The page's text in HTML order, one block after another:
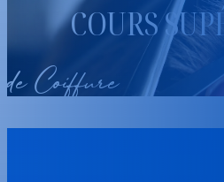
COURS
de Coiffure